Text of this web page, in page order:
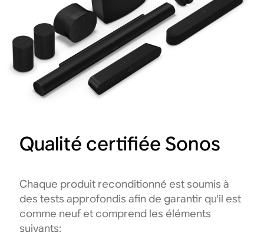
Qualité certifiée Sonos
Chaque produit reconditionné est soumis à
des tests approfondis afin de garantir qu'il est
comme neuf et comprend les éléments
suivants: